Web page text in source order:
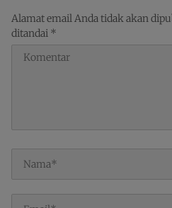
Alamat email Anda tidak akan
ditandai *